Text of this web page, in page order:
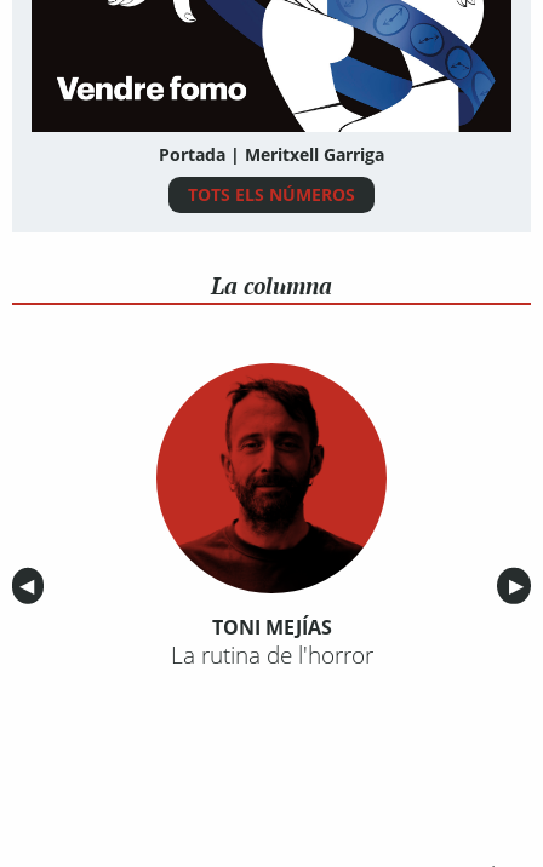
Portada | Meritxell Garriga
TOTS ELS NÚMEROS
La columna
Anterior
◀︎ ▶︎
TONI MEJÍAS
La rutina de l'horror